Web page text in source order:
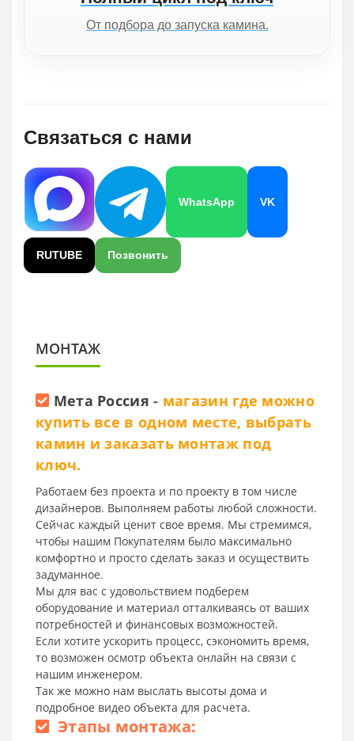
От подбора до запуска камина.
Связаться с нами
WhatsApp VK
RUTUBE Позвонить
МОНТАЖ
Мета Россия - магазин где можно
купить все в одном месте, выбрать
камин и заказать монтаж под
ключ.
Работаем без проекта и по проекту в том числе
дизайнеров. Выполняем работы любой сложности.
Сейчас каждый ценит свое время. Мы стремимся,
чтобы нашим Покупателям было максимально
комфортно и просто сделать заказ и осуществить
задуманное.
Мы для вас с удовольствием подберем
оборудование и материал отталкиваясь от ваших
потребностей и финансовых возможностей.
Если хотите ускорить процесс, сэкономить время,
то возможен осмотр объекта онлайн на связи с
нашим инженером.
Так же можно нам выслать высоты дома и
подробное видео объекта для расчета.
Этапы монтажа: